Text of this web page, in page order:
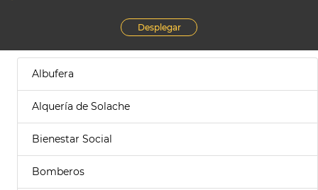
Desplegar
Albufera
Alquería de Solache
Bienestar Social
Bomberos